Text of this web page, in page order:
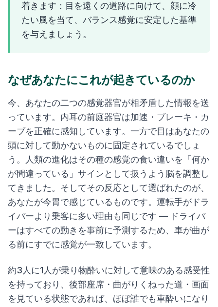
着きます：目を遠くの道路に向けて、顔に冷
たい風を当て、バランス感覚に安定した基準
を与えましょう。
なぜあなたにこれが起きているのか
今、あなたの二つの感覚器官が相矛盾した情報を送
っています。内耳の前庭器官は加速・ブレーキ・カ
ーブを正確に感知しています。一方で目はあなたの
頭に対して動かないものに固定されているでしょ
う。人類の進化はその種の感覚の食い違いを「何か
が間違っている」サインとして扱うよう脳を調整し
てきました。そしてその反応として選ばれたのが、
あなたが今胃で感じているものです。運転手がドラ
イバーより乗客に多い理由も同じです — ドライバ
ーはすべての動きを事前に予測するため、車が曲が
る前にすでに感覚が一致しています。
約3人に1人が乗り物酔いに対して意味のある感受性
を持っており、後部座席・曲がりくねった道・画面
を見ている状態であれば、ほぼ誰でも車酔いになり